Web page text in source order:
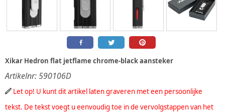
Xikar Hedron flat jetflame chrome-black aansteker
Artikelnr:590106D
Let op! U kunt dit artikel laten graveren met een persoonlijke
tekst. De tekst voegt u eenvoudig toe in de vervolgstappen van het